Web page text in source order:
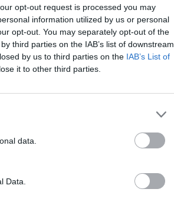
opt-out request is processed you may
information utilized by us or personal
opt-out. You may separately opt-out of the
third parties on the IAB’s list of downstream
by us to third parties on the IAB’s List of
it to other third parties.
data.
Data.